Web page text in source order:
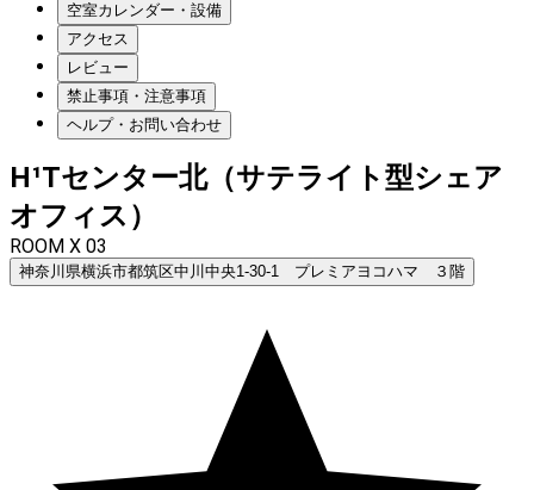
空室カレンダー・設備
アクセス
レビュー
禁止事項・注意事項
ヘルプ・お問い合わせ
H¹Tセンター北（サテライト型シェア
オフィス）
ROOM X 03
神奈川県横浜市都筑区中川中央1-30-1 プレミアヨコハマ ３階